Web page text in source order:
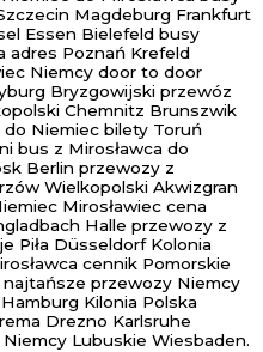
Magdeburg Frankfurt
Essen Bielefeld busy
adres Poznań Krefeld
Niemcy door to door
Bryzgowijski przewóz
Chemnitz Brunszwik
do Niemiec bilety Toruń
bus z Mirosławca do
Berlin przewozy z
Wielkopolski Akwizgran
Mirosławiec cena
Halle przewozy z
Piła Düsseldorf Kolonia
cennik Pomorskie
przewozy Niemcy
Kilonia Polska
Drezno Karlsruhe
Lubuskie Wiesbaden.